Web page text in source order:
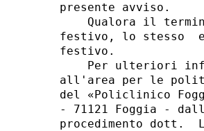
presente avviso.
Qualora il
festivo, lo stesso
festivo.
Per ulteriori
all'area per le
del «Policlinico
- 71121 Foggia -
procedimento dott.